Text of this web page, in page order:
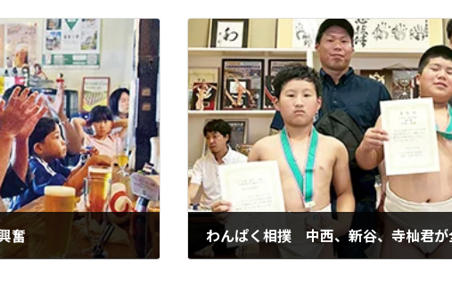
奮 わんぱく相撲 中西、新谷、寺杣君が